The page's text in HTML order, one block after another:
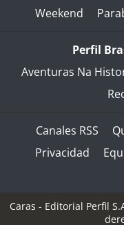
Weekend
Perfil
Aventuras Na
Canales RSS
Privacidad
Caras - Editorial Perfil